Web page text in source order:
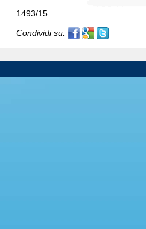
1493/15
Condividi su: